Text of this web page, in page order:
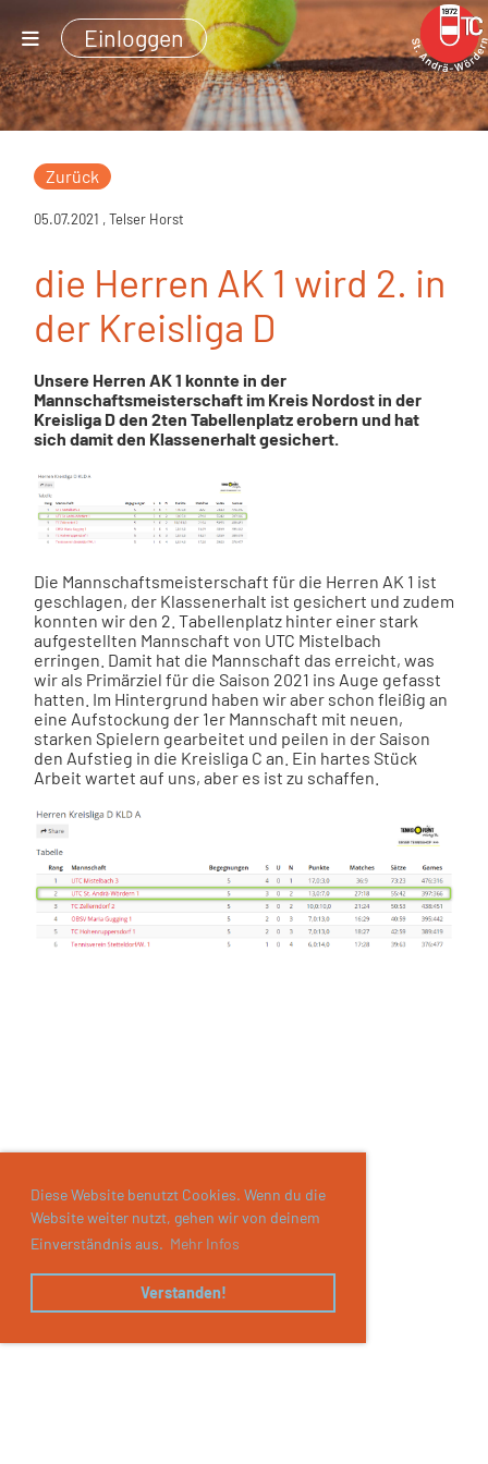
Diese Website benutzt Cookies. Wenn du die
Website weiter nutzt, gehen wir von deinem
Einverständnis aus. Mehr Infos
Verstanden!
Einloggen
Zurück
05.07.2021 , Telser Horst
die Herren AK 1 wird 2. in
der Kreisliga D
Unsere Herren AK 1 konnte in der
Mannschaftsmeisterschaft im Kreis Nordost in der
Kreisliga D den 2ten Tabellenplatz erobern und hat
sich damit den Klassenerhalt gesichert.
Die Mannschaftsmeisterschaft für die Herren AK 1 ist
geschlagen, der Klassenerhalt ist gesichert und zudem
konnten wir den 2. Tabellenplatz hinter einer stark
aufgestellten Mannschaft von UTC Mistelbach
erringen. Damit hat die Mannschaft das erreicht, was
wir als Primärziel für die Saison 2021 ins Auge gefasst
hatten. Im Hintergrund haben wir aber schon fleißig an
eine Aufstockung der 1er Mannschaft mit neuen,
starken Spielern gearbeitet und peilen in der Saison
den Aufstieg in die Kreisliga C an. Ein hartes Stück
Arbeit wartet auf uns, aber es ist zu schaffen.